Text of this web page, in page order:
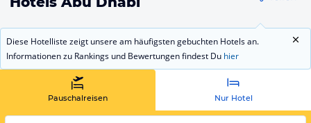
Diese Hotelliste zeigt unsere am häufigsten gebuchten Hotels an.
Informationen zu Rankings und Bewertungen findest Du hier
Pauschalreisen Nur Hotel